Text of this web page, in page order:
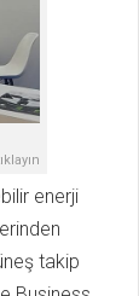
enerji
takip